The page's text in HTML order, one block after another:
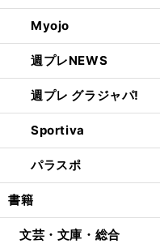
Myojo
週プレNEWS
週プレ グラジャパ!
Sportiva
パラスポ
書籍
文芸・文庫・総合